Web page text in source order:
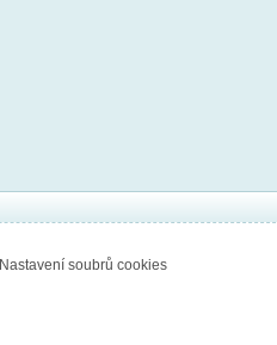
Nastavení soubrů cookies